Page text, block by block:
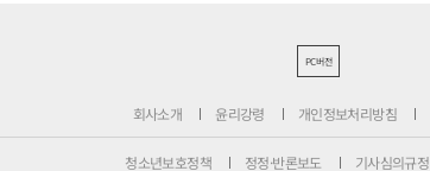
PC버전
회사소개 윤리강령 개인정보처리방침
청소년보호정책 정정·반론보도 기사심의규정